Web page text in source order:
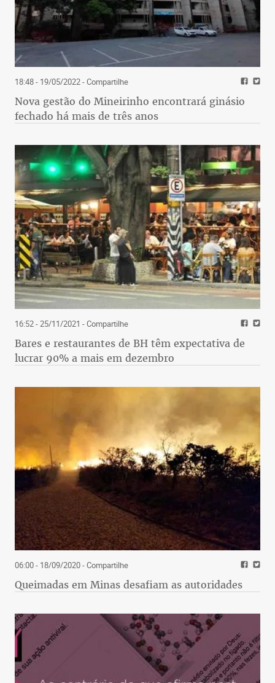
18:48 - 19/05/2022- Compartilhe
Nova gestão do Mineirinho encontrará ginásio
fechado há mais de três anos
16:52 - 25/11/2021 - Compartilhe
Bares e restaurantes de BH têm expectativa de
lucrar 90% a mais em dezembro
06:00 - 18/09/2020- Compartilhe
Queimadas em Minas desafiam as autoridades